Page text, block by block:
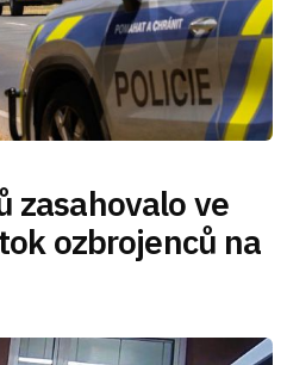
zasahovalo ve
ozbrojenců na